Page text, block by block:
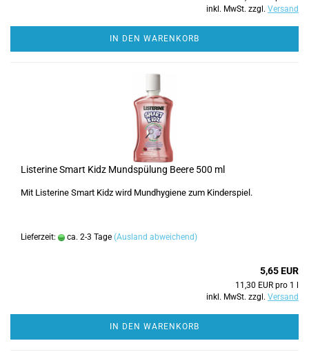
inkl. MwSt. zzgl. Versand
IN DEN WARENKORB
Listerine Smart Kidz Mundspülung Beere 500 ml
Mit Listerine Smart Kidz wird Mundhygiene zum Kinderspiel.
Lieferzeit: ca. 2-3 Tage (Ausland abweichend)
5,65 EUR
11,30 EUR pro 1 l
inkl. MwSt. zzgl. Versand
IN DEN WARENKORB